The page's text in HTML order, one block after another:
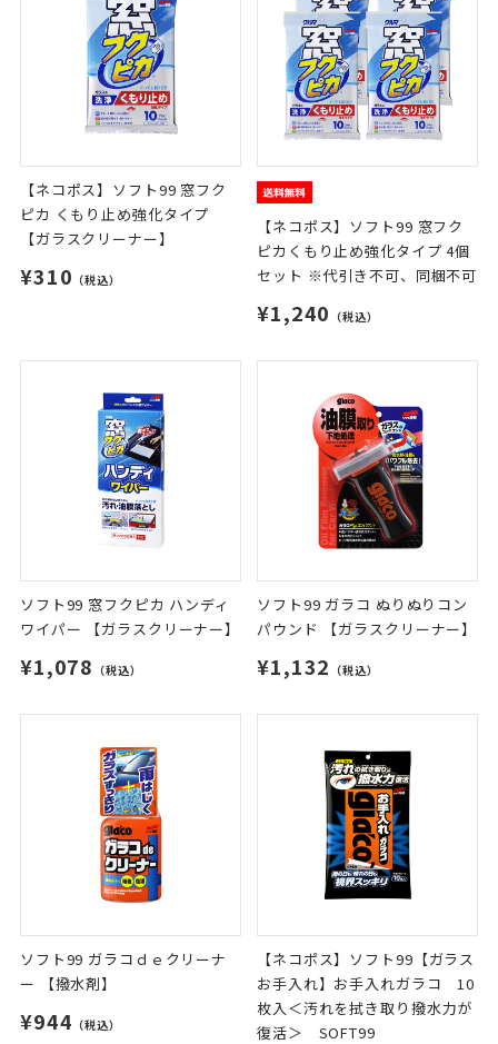
【ネコポス】ソフト99 窓フク
ピカ くもり止め強化タイプ
【ガラスクリーナー】
¥310 （税込）
【ネコポス】ソフト99 窓フク
ピカくもり止め強化タイプ 4個
セット ※代引き不可、同梱不可
¥1,240 （税込）
ソフト99 窓フクピカ ハンディ
ワイパー 【ガラスクリーナー】
¥1,078 （税込）
ソフト99 ガラコ ぬりぬりコン
パウンド 【ガラスクリーナー】
¥1,132 （税込）
ソフト99 ガラコｄｅクリーナ
ー 【撥水剤】
¥944 （税込）
【ネコポス】ソフト99【ガラス
お手入れ】お手入れガラコ 10
枚入＜汚れを拭き取り撥水力が
復活＞ SOFT99